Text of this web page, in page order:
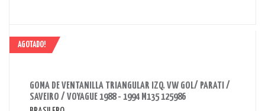
AGOTADO!
GOMA DE VENTANILLA TRIANGULAR IZQ. VW GOL/ PARATI /
SAVEIRO / VOYAGUE 1988 - 1994 M135 125986